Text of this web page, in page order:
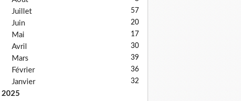
Juillet 57
Juin 20
Mai 17
Avril 30
Mars 39
Février 36
Janvier 32
2025